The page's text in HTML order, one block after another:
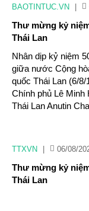
BAOTINTUC.VN
Thư mừng kỷ
Thái Lan
Nhân dịp kỷ niệm
giữa nước Cộng
quốc Thái Lan (6/
Chính phủ Lê
Thái Lan Anutin
TTXVN 06/08/
Thư mừng kỷ
Thái Lan